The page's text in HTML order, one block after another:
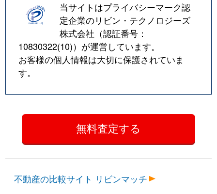
当サイトはプライバシーマーク認
定企業のリビン・テクノロジーズ
株式会社（認証番号：
10830322(10)）が運営しています。
お客様の個人情報は大切に保護されていま
す。
不動産の比較サイト リビンマッチ